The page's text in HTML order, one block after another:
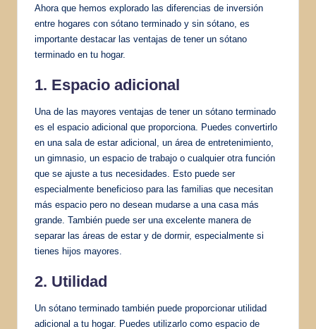
Ahora que hemos explorado las diferencias de inversión
entre hogares con sótano terminado y sin sótano, es
importante destacar las ventajas de tener un sótano
terminado en tu hogar.
1. Espacio adicional
Una de las mayores ventajas de tener un sótano terminado
es el espacio adicional que proporciona. Puedes convertirlo
en una sala de estar adicional, un área de entretenimiento,
un gimnasio, un espacio de trabajo o cualquier otra función
que se ajuste a tus necesidades. Esto puede ser
especialmente beneficioso para las familias que necesitan
más espacio pero no desean mudarse a una casa más
grande. También puede ser una excelente manera de
separar las áreas de estar y de dormir, especialmente si
tienes hijos mayores.
2. Utilidad
Un sótano terminado también puede proporcionar utilidad
adicional a tu hogar. Puedes utilizarlo como espacio de